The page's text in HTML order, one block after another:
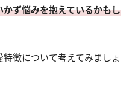
ず悩みを抱えているかもし
徴について考えてみましょ